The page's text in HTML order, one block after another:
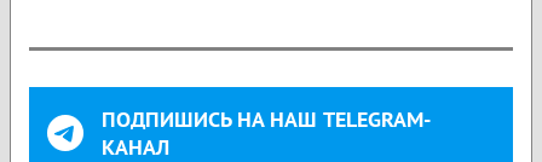
ПОДПИШИСЬ НА НАШ TELEGRAM-
КАНАЛ